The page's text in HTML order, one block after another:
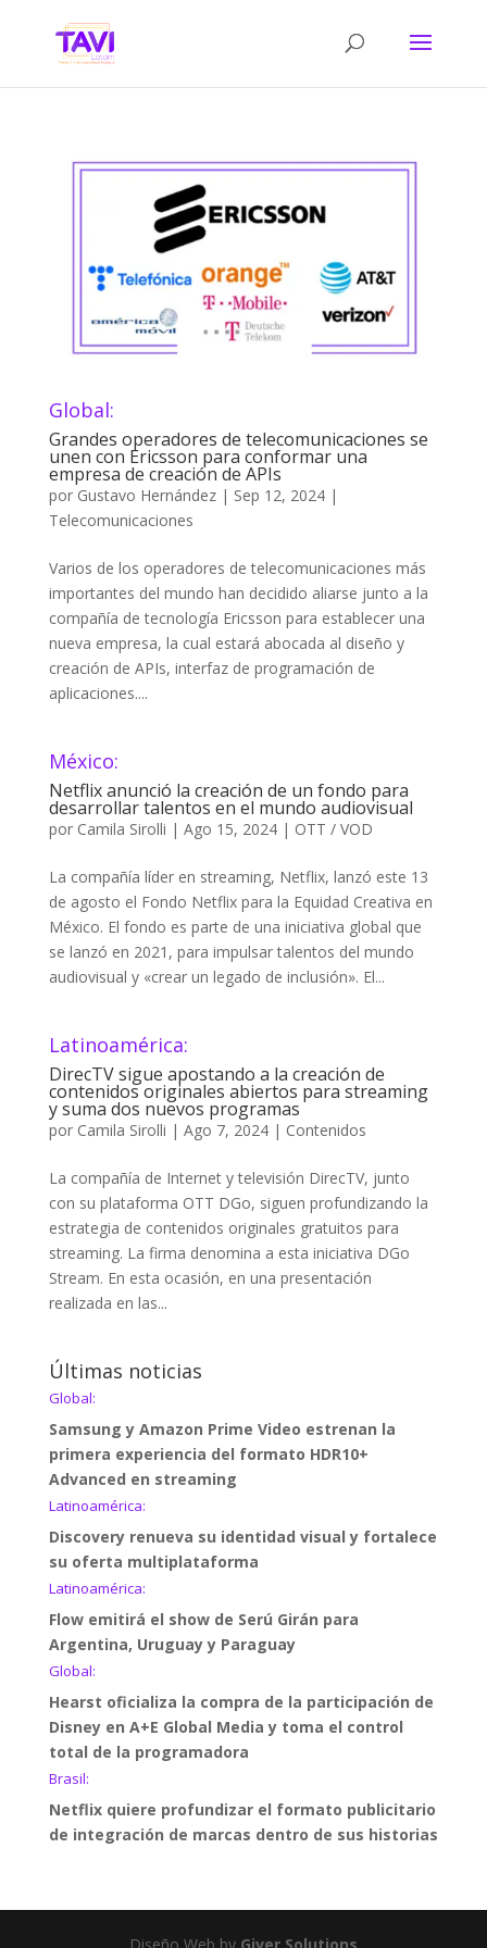
Global:
Grandes operadores de telecomunicaciones se
unen con Ericsson para conformar una
empresa de creación de APIs
por Gustavo Hernández| Sep 12, 2024|
Telecomunicaciones
Varios de los operadores de telecomunicaciones más
importantes del mundo han decidido aliarse junto a la
compañía de tecnología Ericsson para establecer una
nueva empresa, la cual estará abocada al diseño y
creación de APIs, interfaz de programación de
aplicaciones....
México:
Netflix anunció la creación de un fondo para
desarrollar talentos en el mundo audiovisual
por Camila Sirolli | Ago 15, 2024| OTT / VOD
La compañía líder en streaming, Netflix, lanzó este 13
de agosto el Fondo Netflix para la Equidad Creativa en
México. El fondo es parte de una iniciativa global que
se lanzó en 2021, para impulsar talentos del mundo
audiovisual y «crear un legado de inclusión». El...
Latinoamérica:
DirecTV sigue apostando a la creación de
contenidos originales abiertos para streaming
y suma dos nuevos programas
por Camila Sirolli | Ago 7, 2024| Contenidos
La compañía de Internet y televisión DirecTV, junto
con su plataforma OTT DGo, siguen profundizando la
estrategia de contenidos originales gratuitos para
streaming. La firma denomina a esta iniciativa DGo
Stream. En esta ocasión, en una presentación
realizada en las...
Últimas noticias
Global:
Samsung y Amazon Prime Video estrenan la
primera experiencia del formato HDR10+
Advanced en streaming
Latinoamérica:
Discovery renueva su identidad visual y fortalece
su oferta multiplataforma
Latinoamérica:
Flow emitirá el show de Serú Girán para
Argentina, Uruguay y Paraguay
Global:
Hearst oficializa la compra de la participación de
Disney en A+E Global Media y toma el control
total de la programadora
Brasil:
Netflix quiere profundizar el formato publicitario
de integración de marcas dentro de sus historias
Diseño Web by Giver Solutions